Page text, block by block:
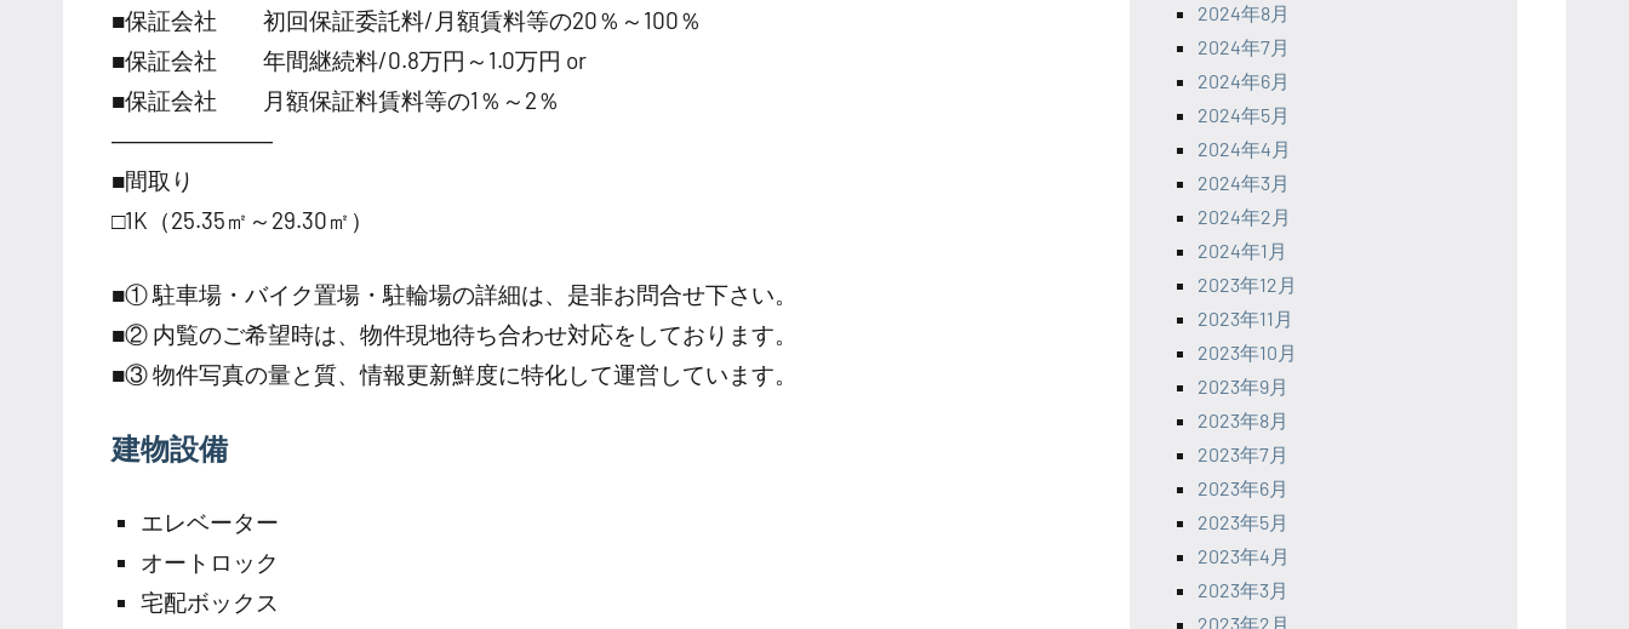
■保証会社 初回保証委託料/月額賃料等の20％～100％
■保証会社 年間継続料/0.8万円～1.0万円 or
■保証会社 月額保証料賃料等の1％～2％
―――――――
■間取り
□1K（25.35㎡～29.30㎡）
■① 駐車場・バイク置場・駐輪場の詳細は、是非お問合せ下さい。
■② 内覧のご希望時は、物件現地待ち合わせ対応をしております。
■③ 物件写真の量と質、情報更新鮮度に特化して運営しています。
建物設備
エレベーター
オートロック
宅配ボックス
2024年8月
2024年7月
2024年6月
2024年5月
2024年4月
2024年3月
2024年2月
2024年1月
2023年12月
2023年11月
2023年10月
2023年9月
2023年8月
2023年7月
2023年6月
2023年5月
2023年4月
2023年3月
2023年2月